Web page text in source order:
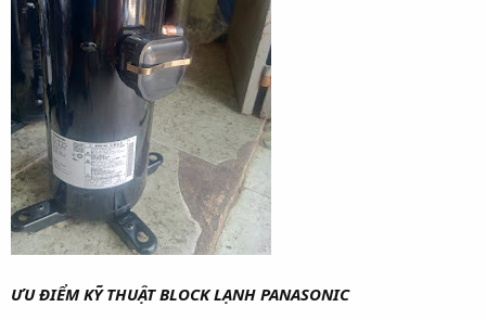
ƯU ĐIỂM KỸ THUẬT BLOCK LẠNH PANASONIC